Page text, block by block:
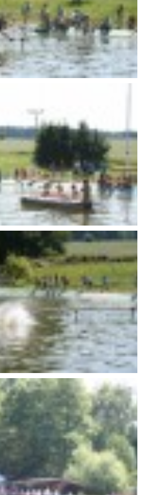
SDH Licomělice
538 03 Heřmanův Městec
Bankovní spojení:
224985128/0600
IČO: 64782832
Gmail: sdhlicomelice@gmail.com
607 276 682 - starosta SDH
sdhlicomelice@seznam.cz
© 2026 eStránky.cz